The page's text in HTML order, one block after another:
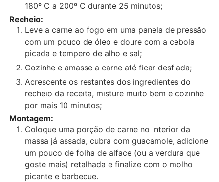
180º C a 200º C durante 25 minutos;
Recheio:
Leve a carne ao fogo em uma panela de pressão
com um pouco de óleo e doure com a cebola
picada e tempero de alho e sal;
Cozinhe e amasse a carne até ficar desfiada;
Acrescente os restantes dos ingredientes do
recheio da receita, misture muito bem e cozinhe
por mais 10 minutos;
Montagem:
Coloque uma porção de carne no interior da
massa já assada, cubra com guacamole, adicione
um pouco de folha de alface (ou a verdura que
goste mais) retalhada e finalize com o molho
picante e barbecue.